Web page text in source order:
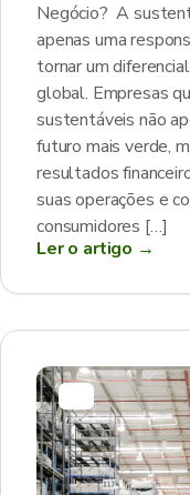
Negócio? A
apenas uma
tornar um
global. Empresas
sustentáveis não
futuro mais verde,
resultados
suas operações e
consumidores […]
Ler o artigo →